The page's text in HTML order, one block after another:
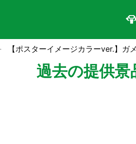
【ポスターイメージカラーver.】
過去の提供景